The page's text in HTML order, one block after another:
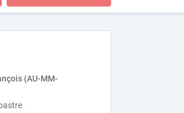
(AU-MM-